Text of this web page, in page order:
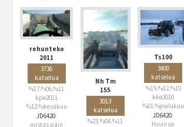
rehunteko
2011
3736
katselua
%17.%06.%11
kpe2011
%12:%kesäkuu
JD6420:
mistäs päin
Nh Tm
155
3013
katselua
%23.%04.%11
Ts100
3400
katselua
%15.%12.%10
kke2010
%01:%joulukuu
JD6420:
Hyvin on